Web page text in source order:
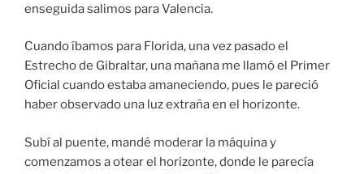
enseguida salimos para Valencia.
Cuando íbamos para Florida, una vez pasado el
Estrecho de Gibraltar, una mañana me llamó el Primer
Oficial cuando estaba amaneciendo, pues le pareció
haber observado una luz extraña en el horizonte.
Subí al puente, mandé moderar la máquina y
comenzamos a otear el horizonte, donde le parecía